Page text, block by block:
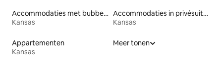
Accommodaties met bubbelbad
Kansas
Accommodaties in privésuites
Kansas
Appartementen
Kansas
Meer tonen